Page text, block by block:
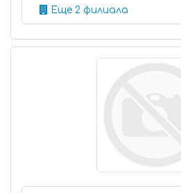
Еще 2 филиала